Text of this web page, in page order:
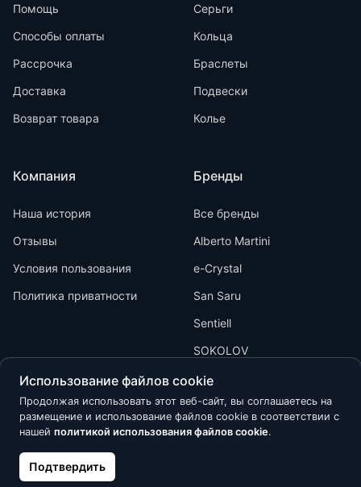
Помощь
Способы оплаты
Рассрочка
Доставка
Возврат товара
Компания
Наша история
Отзывы
Условия пользования
Политика приватности
Серьги
Кольца
Браслеты
Подвески
Колье
Бренды
Все бренды
Alberto Martini
e-Crystal
San Saru
Sentiell
SOKOLOV
Kõik õigused kaitstud © 2026 Calypso
Использование файлов cookie
Продолжая использовать этот веб-сайт, вы соглашаетесь на
размещение и использование файлов cookie в соответствии с
нашей политикой использования файлов cookie.
Подтвердить